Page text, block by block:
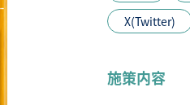
X(Twitter)
施策内容